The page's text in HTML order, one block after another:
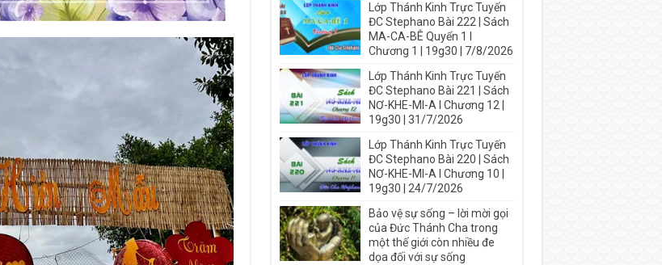
Lớp Thánh Kinh Trực Tuyến
ĐC Stephano Bài 222 | Sách
MA-CA-BÊ Quyển 1 I
Chương 1 | 19g30 | 7/8/2026
Lớp Thánh Kinh Trực Tuyến
ĐC Stephano Bài 221 | Sách
NƠ-KHE-MI-A I Chương 12 |
19g30 | 31/7/2026
Lớp Thánh Kinh Trực Tuyến
ĐC Stephano Bài 220 | Sách
NƠ-KHE-MI-A I Chương 10 |
19g30 | 24/7/2026
Bảo vệ sự sống – lời mời gọi
của Đức Thánh Cha trong
một thế giới còn nhiều đe
dọa đối với sự sống